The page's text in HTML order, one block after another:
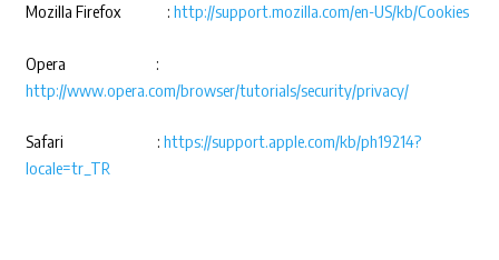
Mozilla Firefox : http://support.mozilla.com/en-US/kb/Cookies
Opera :
http://www.opera.com/browser/tutorials/security/privacy/
Safari : https://support.apple.com/kb/ph19214?
locale=tr_TR